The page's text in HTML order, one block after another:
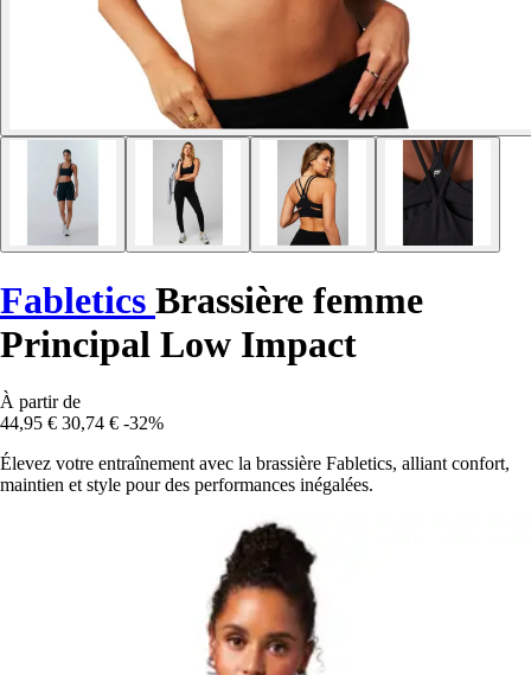
Fabletics Brassière femme
Principal Low Impact
À partir de
44,95 € 30,74 € -32%
Élevez votre entraînement avec la brassière Fabletics, alliant confort,
maintien et style pour des performances inégalées.